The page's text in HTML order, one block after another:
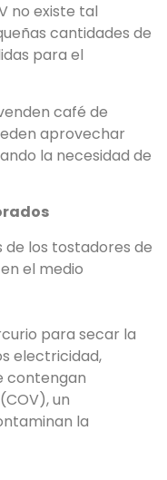
no existe tal
cantidades de
para el
café de
aprovechar
la necesidad de
los tostadores de
el medio
para secar la
electricidad,
contengan
un
la